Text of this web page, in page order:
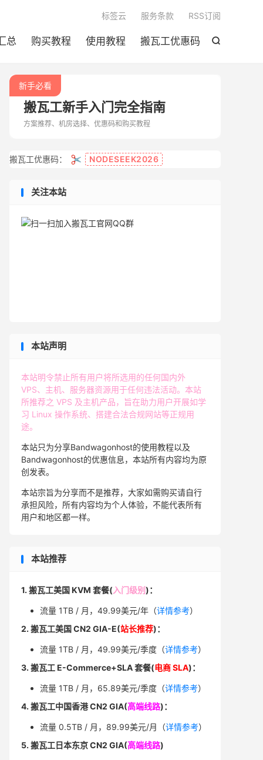

总 购买教程 使用教程 搬瓦工优惠码
标签云 服务条款 RSS订阅
新手必看
搬瓦工新手入门完全指南
方案推荐、机房选择、优惠码和购买教程
搬瓦工优惠码： ✂️ NODESEEK2026
关注本站
本站声明
本站明令禁止所有用户将所选用的任何国内外
VPS、主机、服务器资源用于任何违法活动。本站
所推荐之 VPS 及主机产品，旨在助力用户开展如学
习 Linux 操作系统、搭建合法合规网站等正规用
途。
本站只为分享Bandwagonhost的使用教程以及
Bandwagonhost的优惠信息，本站所有内容均为原
创发表。
本站宗旨为分享而不是推荐，大家如需购买请自行
承担风险，所有内容均为个人体验，不能代表所有
用户和地区都一样。
本站推荐
1. 搬瓦工美国 KVM 套餐( 入门级别)：
流量 1TB / 月，49.99美元/年（详情参考）
2. 搬瓦工美国 CN2 GIA-E(站长推荐)：
流量 1TB / 月，49.99美元/季度（详情参考）
3. 搬瓦工 E-Commerce+SLA 套餐(电商 SLA)：
流量 1TB / 月，65.89美元/季度（详情参考）
4. 搬瓦工中国香港 CN2 GIA(高端线路)：
流量 0.5TB / 月，89.99美元/月（详情参考）
5. 搬瓦工日本东京 CN2 GIA(高端线路)